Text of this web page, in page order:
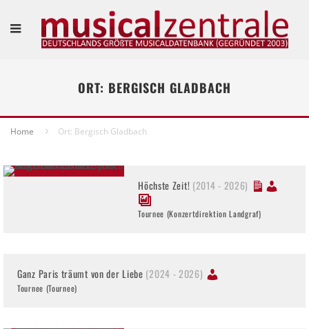
ORT: BERGISCH GLADBACH
Home Ort: Bergisch Gladbach
Höchste Zeit! (2014 - 2026)
Tournee (Konzertdirektion Landgraf)
Ganz Paris träumt von der Liebe (2024 - 2026)
Tournee (Tournee)